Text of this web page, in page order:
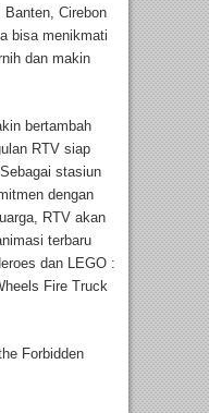
Banten, Cirebon
bisa menikmati
dan makin
bertambah
RTV siap
stasiun
dengan
RTV akan
terbaru
dan LEGO :
Fire Truck
Forbidden